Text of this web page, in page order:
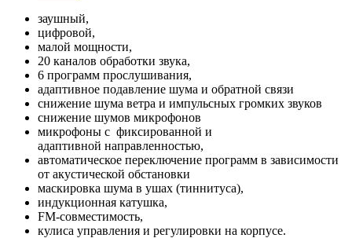
заушный,
цифровой,
малой мощности,
20 каналов обработки звука,
6 программ прослушивания,
адаптивное подавление шума и обратной связи
снижение шума ветра и импульсных громких звуков
снижение шумов микрофонов
микрофоны с фиксированной и
адаптивной направленностью,
автоматическое переключение программ в зависимости
от акустической обстановки
маскировка шума в ушах (тиннитуса),
индукционная катушка,
FM-совместимость,
кулиса управления и регулировки на корпусе.